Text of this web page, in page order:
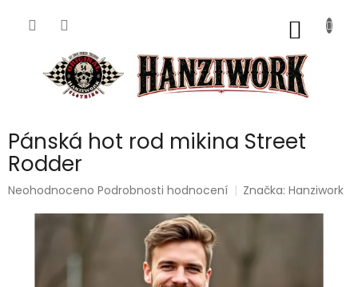
Pánská hot rod mikina Street
Rodder
Průměrné
produktu
Neohodnoceno Podrobnosti hodnocení Značka:Hanziwork